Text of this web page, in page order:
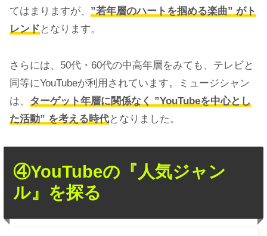
てはまりますが、 ”若年層のハートを掴める楽曲” がト
レンド となります。
さらには、50代・60代の中高年層をみても、テレビと
同等にYouTubeが利用されています。ミュージシャン
は、
ターゲット年層に関係なく ”YouTubeを中心とし
た活動” を考える時代となりました。
④YouTubeの『人気ジャン
ル』を探る